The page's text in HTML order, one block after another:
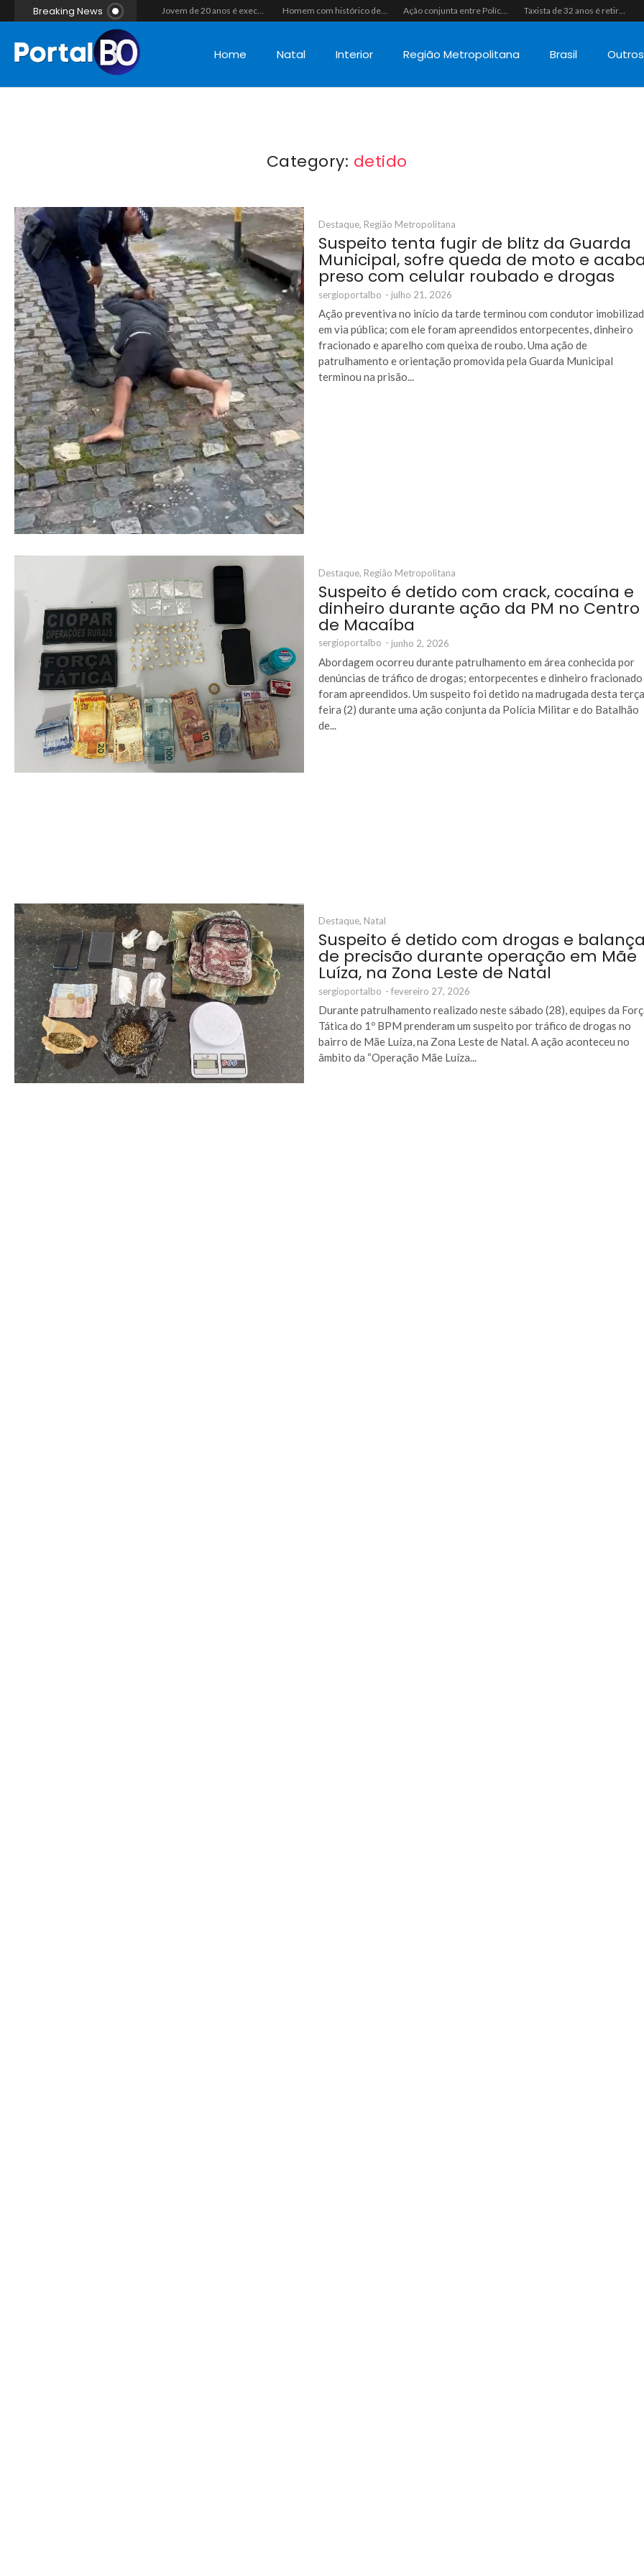
Breaking News Jovem de 20 anos é executado a tiros em rede na companhia da namorada após criminosos invadirem casa fingindo ser policiais em Assú Homem com histórico de crimes sexuais é preso preventivamente por importunação sexual em supermercado de Caicó Ação conjunta entre Polícias Civil e Militar resulta na apreensão de drogas, munições e colete tático em São Gonçalo do Amarante Taxista de 32 anos é retirado de casa à força e executado a tiros na calçada em Macaíba
Home Natal Interior Região Metropolitana Brasil Outros
Category: detido
Destaque, Região Metropolitana
Suspeito tenta fugir de blitz da Guarda
Municipal, sofre queda de moto e
preso com celular roubado e drogas
sergioportalbo - julho 21, 2026
Ação preventiva no início da tarde terminou com condutor
em via pública; com ele foram apreendidos entorpecentes, dinheiro
fracionado e aparelho com queixa de roubo. Uma ação de
patrulhamento e orientação promovida pela Guarda Municipal
terminou na prisão...
Destaque, Região Metropolitana
Suspeito é detido com crack, cocaína e
dinheiro durante ação da PM no Centro
de Macaíba
sergioportalbo - junho 2, 2026
Abordagem ocorreu durante patrulhamento em área conhecida por
denúncias de tráfico de drogas; entorpecentes e dinheiro fracionado
foram apreendidos. Um suspeito foi detido na madrugada desta
feira (2) durante uma ação conjunta da Polícia Militar e do Batalhão
de...
Destaque, Natal
Suspeito é detido com drogas e
de precisão durante operação em Mãe
Luíza, na Zona Leste de Natal
sergioportalbo - fevereiro 27, 2026
Durante patrulhamento realizado neste sábado (28), equipes da
Tática do 1º BPM prenderam um suspeito por tráfico de drogas no
bairro de Mãe Luíza, na Zona Leste de Natal. A ação aconteceu no
âmbito da “Operação Mãe Luíza...